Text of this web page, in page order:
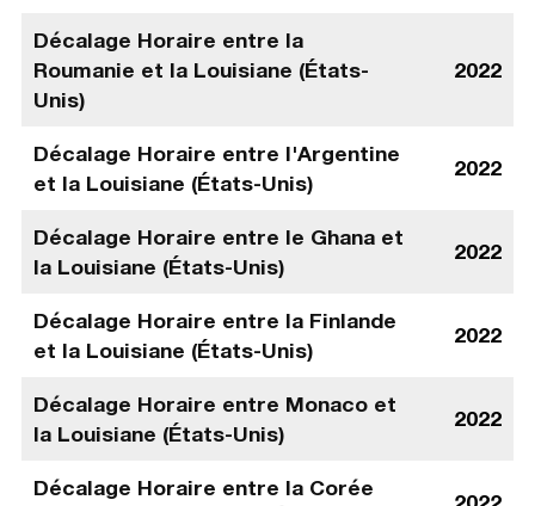
Décalage Horaire entre la
Roumanie et la Louisiane (États-
Unis)
2022
Décalage Horaire entre l'Argentine
et la Louisiane (États-Unis)
2022
Décalage Horaire entre le Ghana et
la Louisiane (États-Unis)
2022
Décalage Horaire entre la Finlande
et la Louisiane (États-Unis)
2022
Décalage Horaire entre Monaco et
la Louisiane (États-Unis)
2022
Décalage Horaire entre la Corée